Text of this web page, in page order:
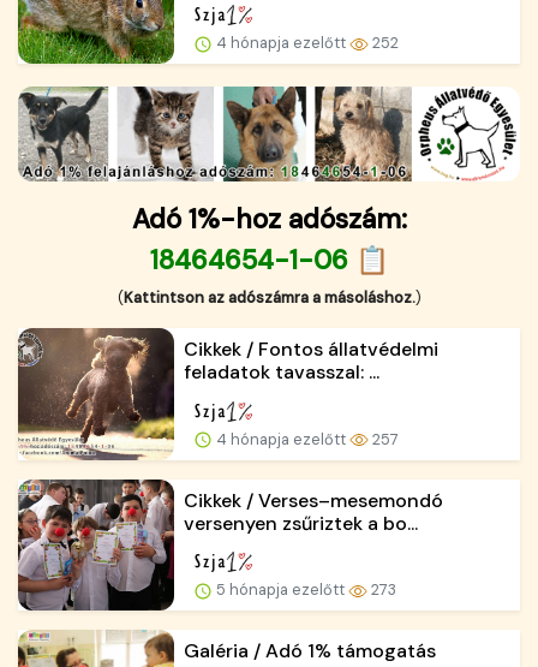
4 hónapja ezelőtt 252
Adó 1%-hoz adószám:
18464654-1-06 📋
(Kattintson az adószámra a másoláshoz.)
Cikkek / Fontos állatvédelmi
feladatok tavasszal: ...
4 hónapja ezelőtt 257
Cikkek / Verses–mesemondó
versenyen zsűriztek a bo...
5 hónapja ezelőtt 273
Galéria / Adó 1% támogatás